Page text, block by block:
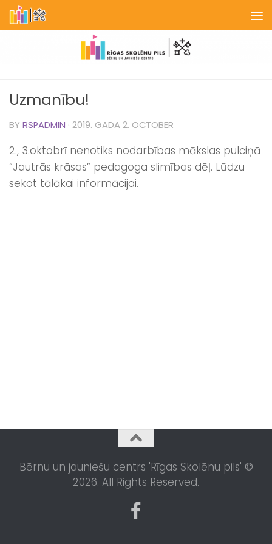
Skip to content
Uzmanību!
BY RSPADMIN · 2019. GADA 2. OCTOBER
2., 3.oktobrī nenotiks nodarbības mākslas pulciņā
“Jautrās krāsas” pedagoga slimības dēļ. Lūdzu
sekot tālākai informācijai.
Bērnu un jauniešu centrs 'Rīgas Skolēnu pils' ©
2026. All Rights Reserved.